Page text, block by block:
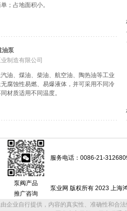
；占地面积小。
油泵
业制造有限公司
油、煤油、柴油、航空油、陶热油等工业
腐蚀性易燃、易爆液体，并可采用不同冷
材质适用不同温度。
服务电话：0086-21-
泵阀产品
推广咨询
泵业网 版权所有 2023 上海
企业自行提供，内容的真实性、准确性和合